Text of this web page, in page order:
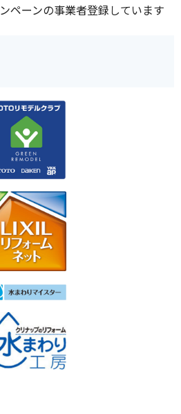
ペーンの事業者登録しています